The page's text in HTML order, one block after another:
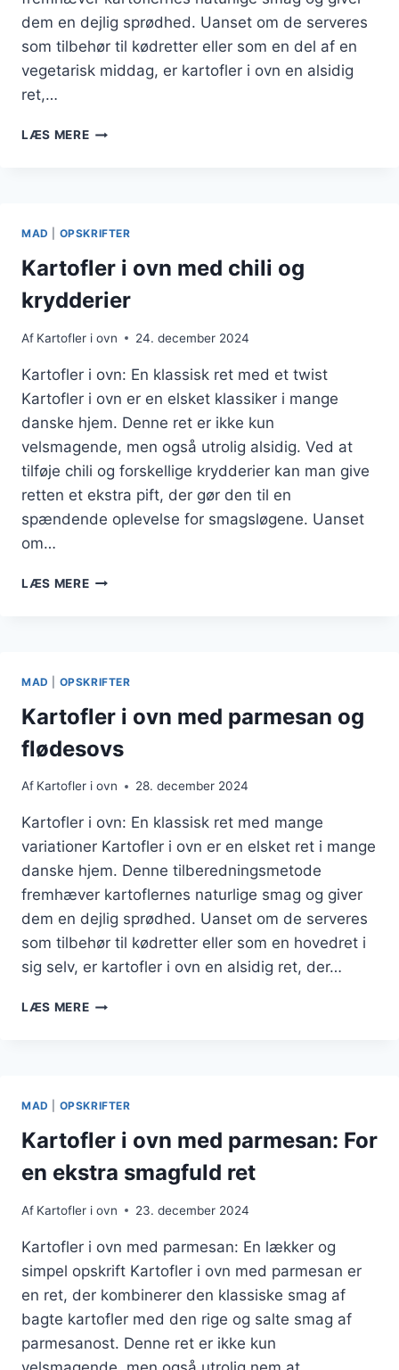
dem en dejlig sprødhed. Uanset om de serveres
som tilbehør til kødretter eller som en del af en
vegetarisk middag, er kartofler i ovn en alsidig
ret,…
LÆS MEREKARTOFLER
ENKELT
MAD OPSKRIFTER
Kartofler i ovn med chili og
krydderier
Af Kartofler i ovn 24. december 2024
Kartofler i ovn: En klassisk ret med et twist
Kartofler i ovn er en elsket klassiker i mange
danske hjem. Denne ret er ikke kun
velsmagende, men også utrolig alsidig. Ved at
tilføje chili og forskellige krydderier kan man give
retten et ekstra pift, der gør den til en
spændende oplevelse for smagsløgene. Uanset
om…
LÆS MEREKARTOFLER
MAD OPSKRIFTER
Kartofler i ovn med parmesan og
flødesovs
Af Kartofler i ovn 28. december 2024
Kartofler i ovn: En klassisk ret med mange
variationer Kartofler i ovn er en elsket ret i mange
danske hjem. Denne tilberedningsmetode
fremhæver kartoflernes naturlige smag og giver
dem en dejlig sprødhed. Uanset om de serveres
som tilbehør til kødretter eller som en hovedret i
sig selv, er kartofler i ovn en alsidig ret, der…
LÆS MEREKARTOFLER
MAD OPSKRIFTER
Kartofler i ovn med parmesan: For
en ekstra smagfuld ret
Af Kartofler i ovn 23. december 2024
Kartofler i ovn med parmesan: En lækker og
simpel opskrift Kartofler i ovn med parmesan er
en ret, der kombinerer den klassiske smag af
bagte kartofler med den rige og salte smag af
parmesanost. Denne ret er ikke kun